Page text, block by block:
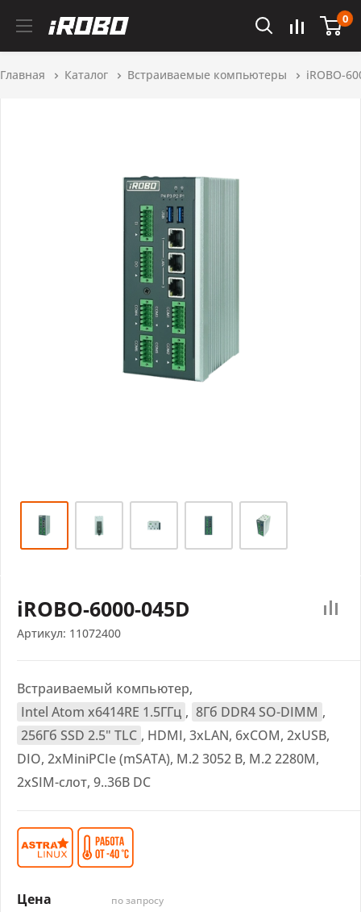
0
Главная Каталог Встраиваемые компьютеры iROBO-
iROBO-6000-045D
Артикул: 11072400
Встраиваемый компьютер,
Intel Atom x6414RE 1.5ГГц , 8Гб DDR4 SO-DIMM ,
256Гб SSD 2.5" TLC , HDMI, 3xLAN, 6xCOM, 2xUSB,
DIO, 2xMiniPCIe (mSATA), M.2 3052 B, M.2 2280M,
2xSIM-слот, 9..36В DC
Цена по запросу